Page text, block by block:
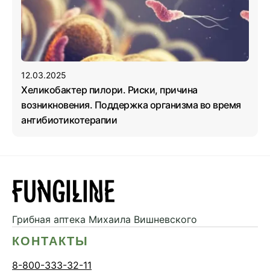
12.03.2025
Хеликобактер пилори. Риски, причина
возникновения. Поддержка организма во время
антибиотикотерапии
Грибная аптека Михаила Вишневского
КОНТАКТЫ
8-800-333-32-11